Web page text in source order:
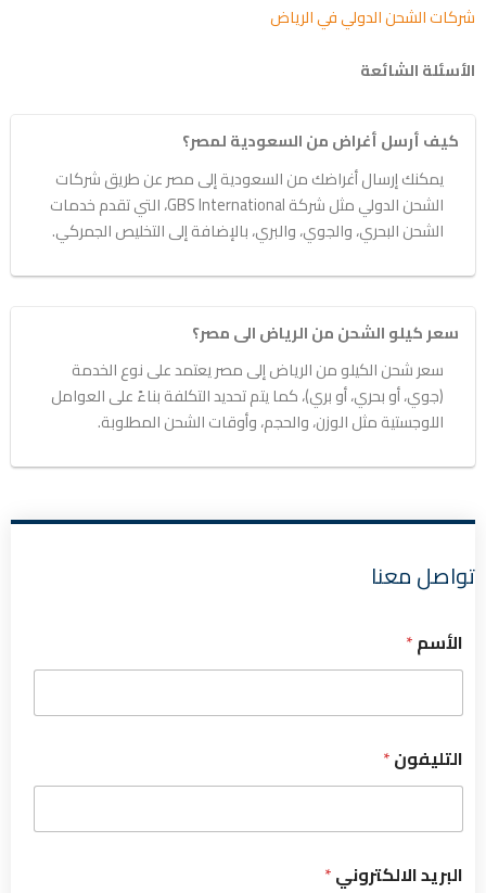
شركات الشحن الدولي في الرياض
الأسئلة الشائعة
كيف أرسل أغراض من السعودية لمصر؟
يمكنك إرسال أغراضك من السعودية إلى مصر عن طريق شركات
الشحن الدولي مثل شركة GBS International، التي تقدم خدمات
الشحن البحري، والجوي، والبري، بالإضافة إلى التخليص الجمركي.
سعر كيلو الشحن من الرياض الى مصر؟
سعر شحن الكيلو من الرياض إلى مصر يعتمد على نوع الخدمة
(جوي، أو بحري، أو بري)، كما يتم تحديد التكلفة بناءً على العوامل
اللوجستية مثل الوزن، والحجم، وأوقات الشحن المطلوبة.
تواصل معنا
الأسم*
التليفون*
البريد الالكتروني*